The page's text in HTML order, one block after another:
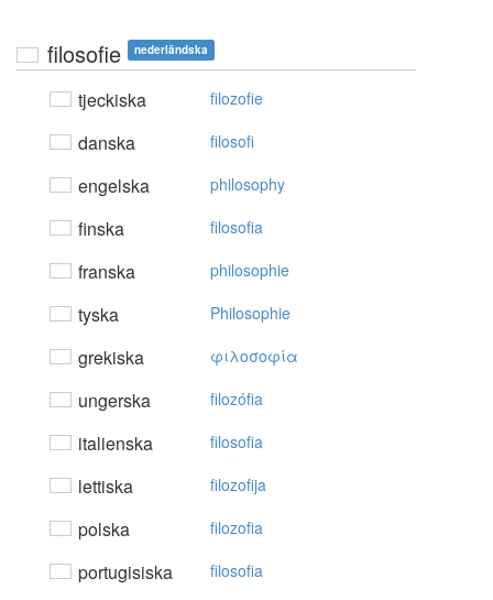
filosofie nederländska
tjeckiska filozofie
danska filosofi
engelska philosophy
finska filosofia
franska philosophie
tyska Philosophie
grekiska φιλoσoφία
ungerska filozófia
italienska filosofia
lettiska filozofija
polska filozofia
portugisiska filosofia